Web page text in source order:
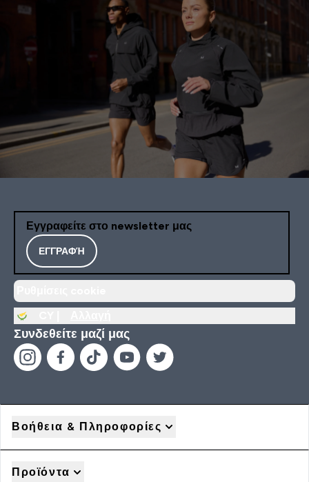
Εγγραφείτε στο newsletter μας
ΕΓΓΡΑΦΉ
Συνδεθείτε μαζί μας
Βοήθεια & Πληροφορίες
Προϊόντα